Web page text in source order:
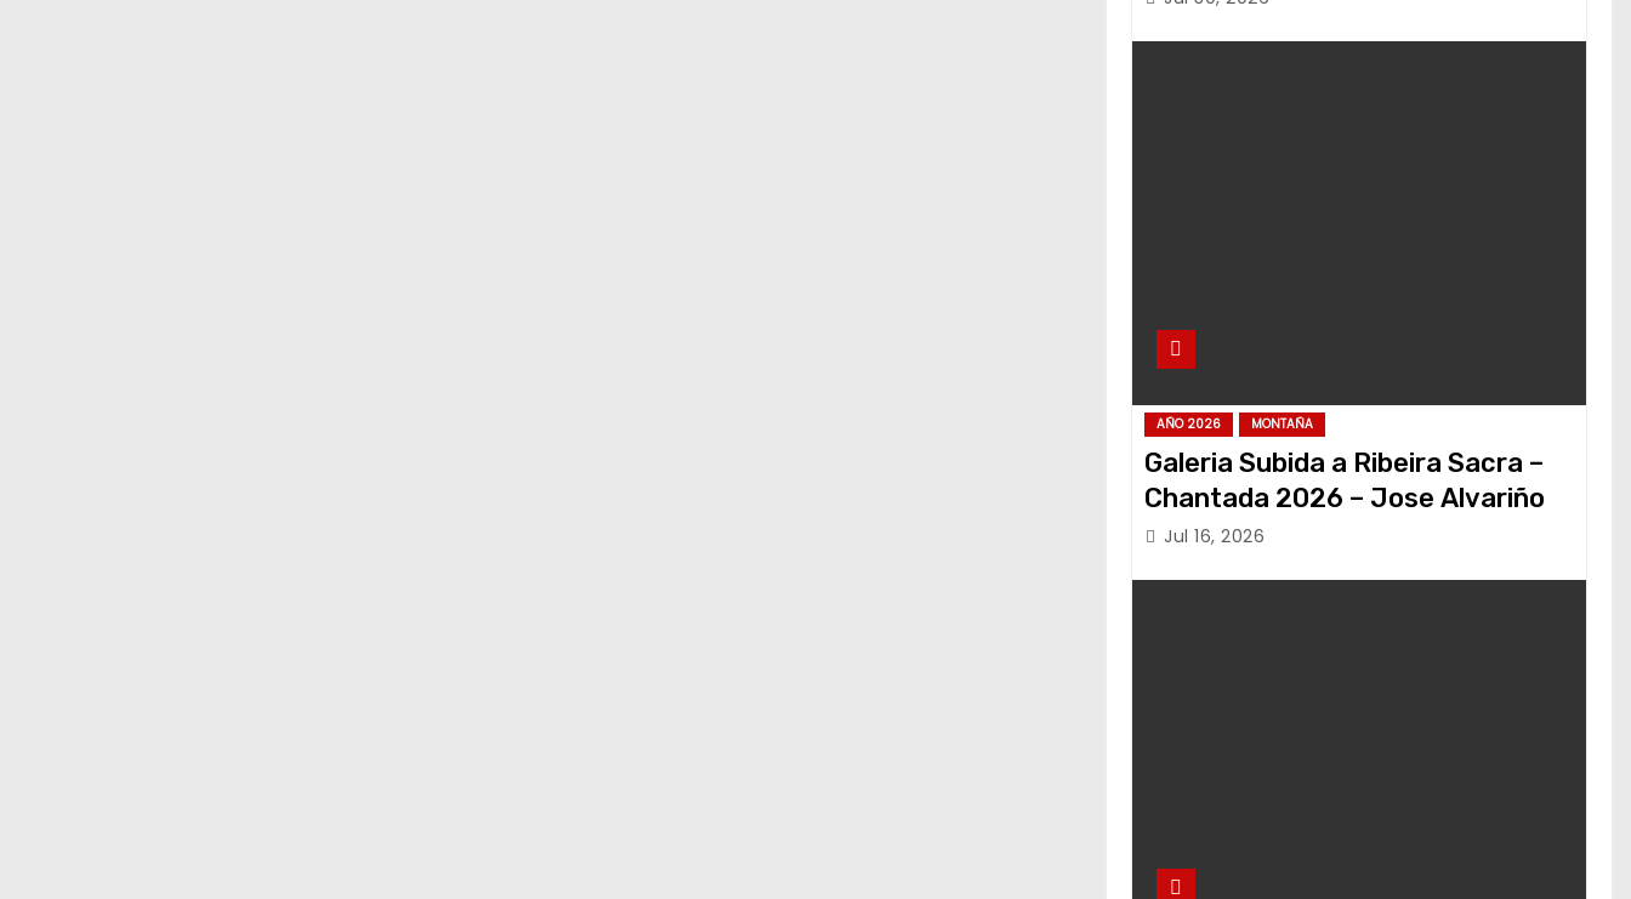
AÑO 2026 MONTAÑA
Galeria Subida a Ribeira Sacra –
Chantada 2026 – Jose Alvariño
Jul 16, 2026